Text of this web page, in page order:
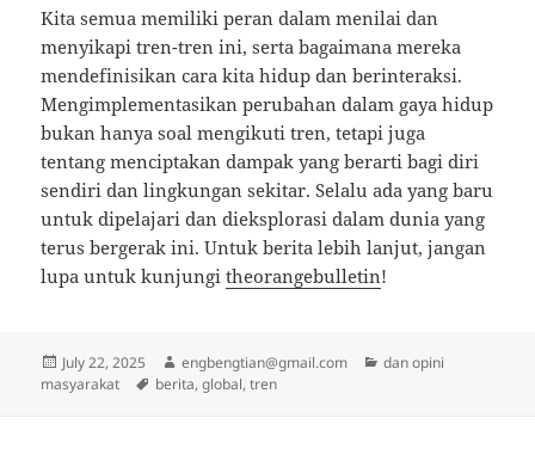
Kita semua memiliki peran dalam menilai dan
menyikapi tren-tren ini, serta bagaimana mereka
mendefinisikan cara kita hidup dan berinteraksi.
Mengimplementasikan perubahan dalam gaya hidup
bukan hanya soal mengikuti tren, tetapi juga
tentang menciptakan dampak yang berarti bagi diri
sendiri dan lingkungan sekitar. Selalu ada yang baru
untuk dipelajari dan dieksplorasi dalam dunia yang
terus bergerak ini. Untuk berita lebih lanjut, jangan
lupa untuk kunjungitheorangebulletin!
Posted
on
July 22, 2025 Author
engbengtian@gmail.com Categories
dan opini
masyarakat
Tags
berita,global,tren